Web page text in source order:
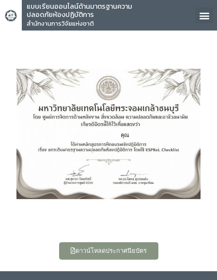
แบบเรียนออนไลน์ด้านมาตรฐานความ
ปลอดภัยห้องปฏิบัติการ
สำนักงานการวิจัยแห่งชาติ
คุณ
ดาวน์โหลดประกาศนียบัตร